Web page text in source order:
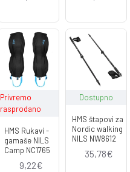
Privremo
rasprodano
HMS Rukavi -
gamaše NILS
Camp NC1765
9,22€
Dostupno
HMS štapovi za
Nordic walking
NILS NW8612
35,78€